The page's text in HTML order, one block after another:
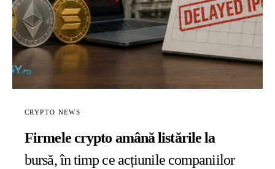
CRYPTO NEWS
Firmele crypto amână listările la
bursă, în timp ce acțiunile companiilor